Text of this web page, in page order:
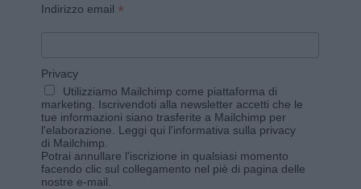
Indirizzo email *
Privacy
Utilizziamo Mailchimp come piattaforma di
marketing. Iscrivendoti alla newsletter accetti che le
tue informazioni siano trasferite a Mailchimp per
l'elaborazione. Leggi qui l'informativa sulla privacy
di Mailchimp
Potrai annullare l'iscrizione in qualsiasi momento
facendo clic sul collegamento nel piè di pagina delle
nostre e-mail.